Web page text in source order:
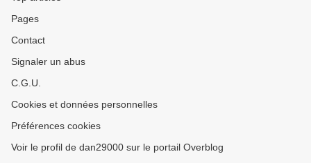
Pages
Contact
Signaler un abus
C.G.U.
Cookies et données personnelles
Préférences cookies
Voir le profil de dan29000 sur le portail Overblog